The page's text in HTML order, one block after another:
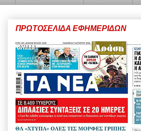
ΠΡΩΤΟΣΕΛΙΔΑ ΕΦΗΜΕΡΙΔΩΝ